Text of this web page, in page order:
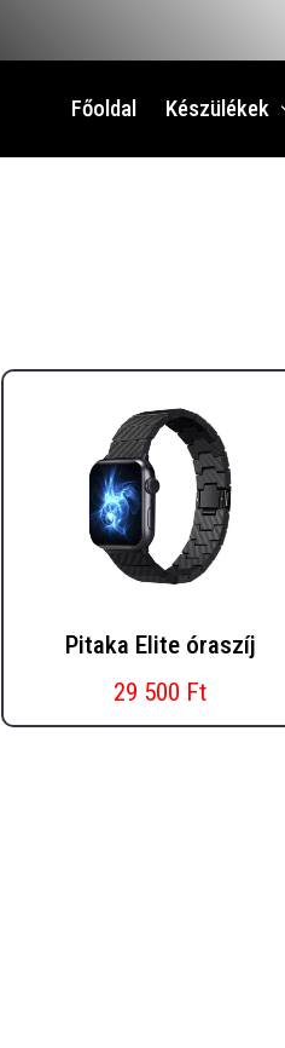
Főoldal Készülékek
Pitaka Elite óraszíj
29 500 Ft